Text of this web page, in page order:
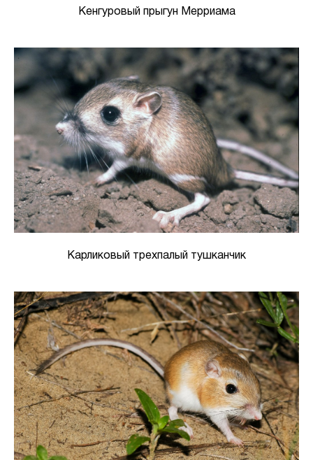
Кенгуровый прыгун Мерриама
Карликовый трехпалый тушканчик